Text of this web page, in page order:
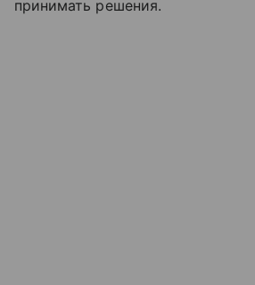
принимать решения.